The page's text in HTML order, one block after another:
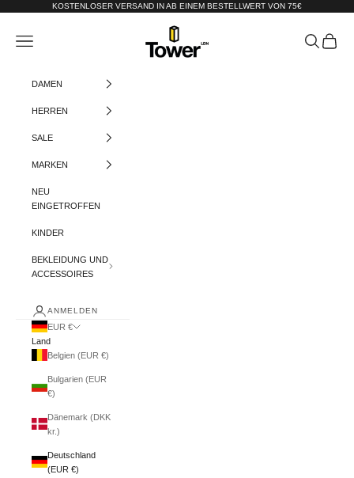
Zum Inhalt springenKOSTENLOSER VERSAND IN AB EINEM BESTELLWERT VON 75€
Tower-London.De
Menü Suchen
DAMEN
HERREN
SALE
MARKEN
NEU
EINGETROFFEN
KINDER
BEKLEIDUNG UND
ACCESSOIRES
ANMELDEN
EUR €
Land
Belgien (EUR €)
Bulgarien (EUR
€)
Dänemark (DKK
kr.)
Deutschland
(EUR €)